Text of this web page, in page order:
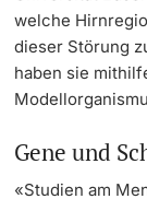
welche
dieser Störung
haben sie
Gene und
«Studien am